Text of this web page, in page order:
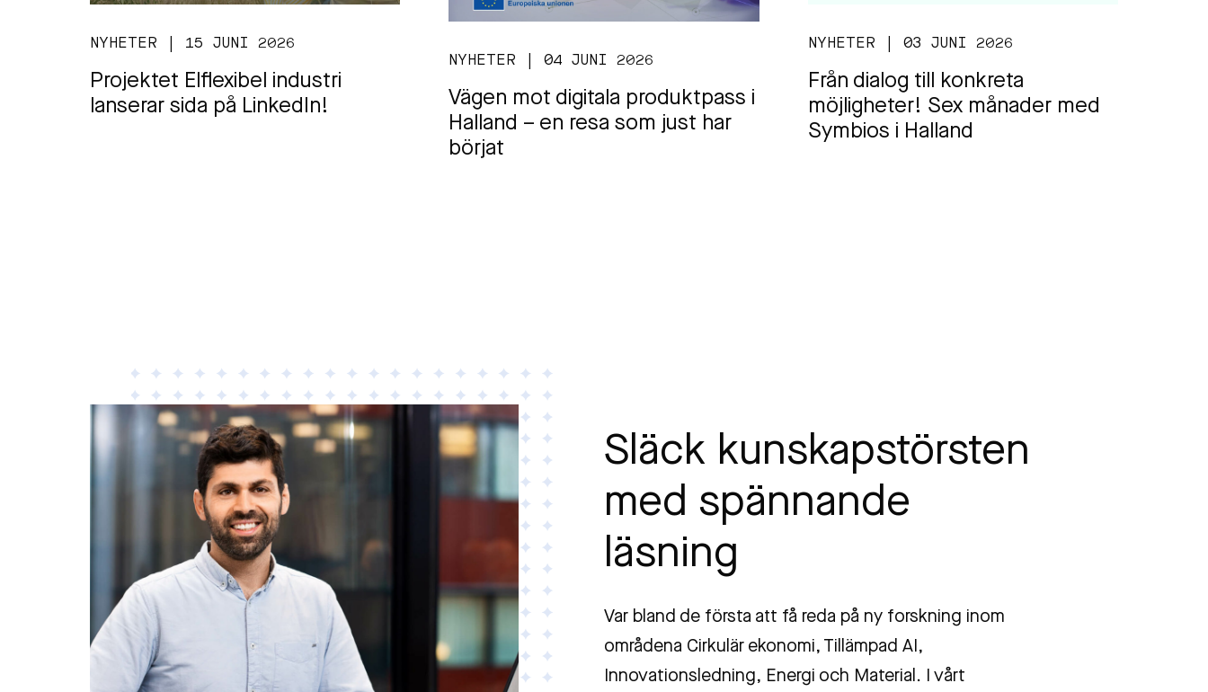
NYHETER | 15 JUNI 2026
Projektet Elflexibel industri
lanserar sida på LinkedIn!
NYHETER | 04 JUNI 2026
Vägen mot digitala produktpass i
Halland – en resa som just har
börjat
NYHETER | 03 JUNI 2026
Från dialog till konkreta
möjligheter! Sex månader med
Symbios i Halland
Släck kunskapstörsten
med spännande
läsning
Var bland de första att få reda på ny forskning inom
områdena Cirkulär ekonomi, Tillämpad AI,
Innovationsledning, Energi och Material. I vårt